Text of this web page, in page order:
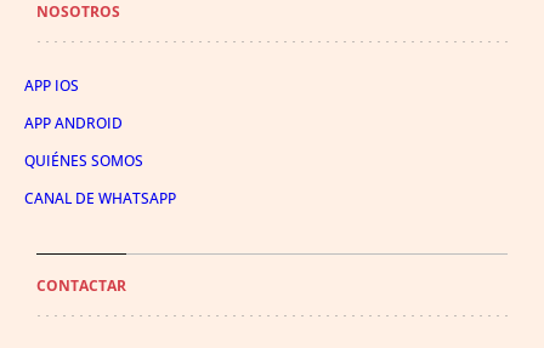
NOSOTROS
APP IOS
APP ANDROID
QUIÉNES SOMOS
CANAL DE WHATSAPP
CONTACTAR